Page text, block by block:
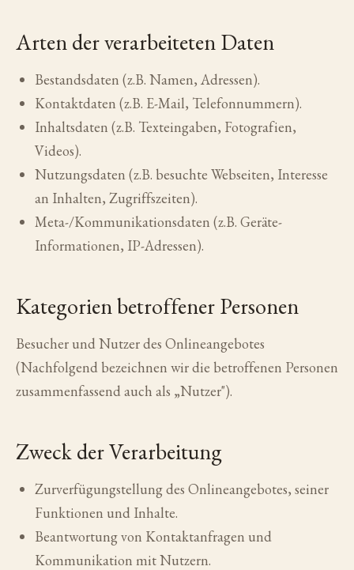
Arten der verarbeiteten Daten
Bestandsdaten (z.B. Namen, Adressen).
Kontaktdaten (z.B. E-Mail, Telefonnummern).
Inhaltsdaten (z.B. Texteingaben, Fotografien,
Videos).
Nutzungsdaten (z.B. besuchte Webseiten, Interesse
an Inhalten, Zugriffszeiten).
Meta-/Kommunikationsdaten (z.B. Geräte-
Informationen, IP-Adressen).
Kategorien betroffener Personen
Besucher und Nutzer des Onlineangebotes
(Nachfolgend bezeichnen wir die betroffenen Personen
zusammenfassend auch als „Nutzer").
Zweck der Verarbeitung
Zurverfügungstellung des Onlineangebotes, seiner
Funktionen und Inhalte.
Beantwortung von Kontaktanfragen und
Kommunikation mit Nutzern.